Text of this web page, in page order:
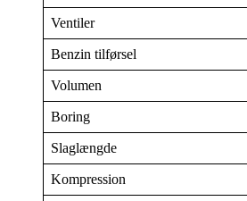
Ventiler
Benzin tilførsel
Volumen
Boring
Slaglængde
Kompression